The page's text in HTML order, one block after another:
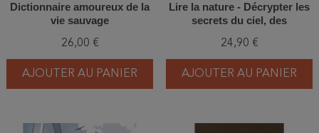
Dictionnaire amoureux de la
vie sauvage
26,00 €
AJOUTER AU PANIER
Lire la nature - Décrypter les
secrets du ciel, des
flore
24,90 €
AJOUTER AU PANIER